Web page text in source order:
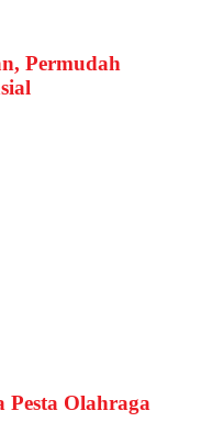
Permudah
Olahraga